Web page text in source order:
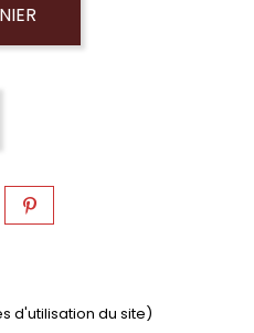
d'utilisation du site)